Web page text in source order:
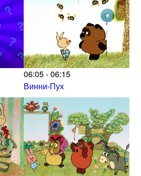
06:05 - 06:15
Винни-Пух